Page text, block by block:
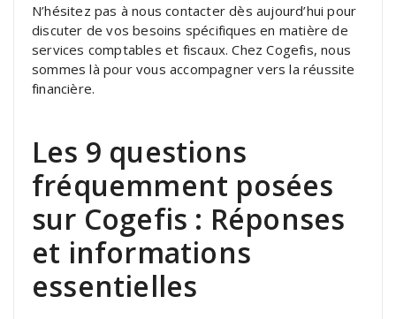
N’hésitez pas à nous contacter dès aujourd’hui pour
discuter de vos besoins spécifiques en matière de
services comptables et fiscaux. Chez Cogefis, nous
sommes là pour vous accompagner vers la réussite
financière.
Les 9 questions
fréquemment posées
sur Cogefis : Réponses
et informations
essentielles